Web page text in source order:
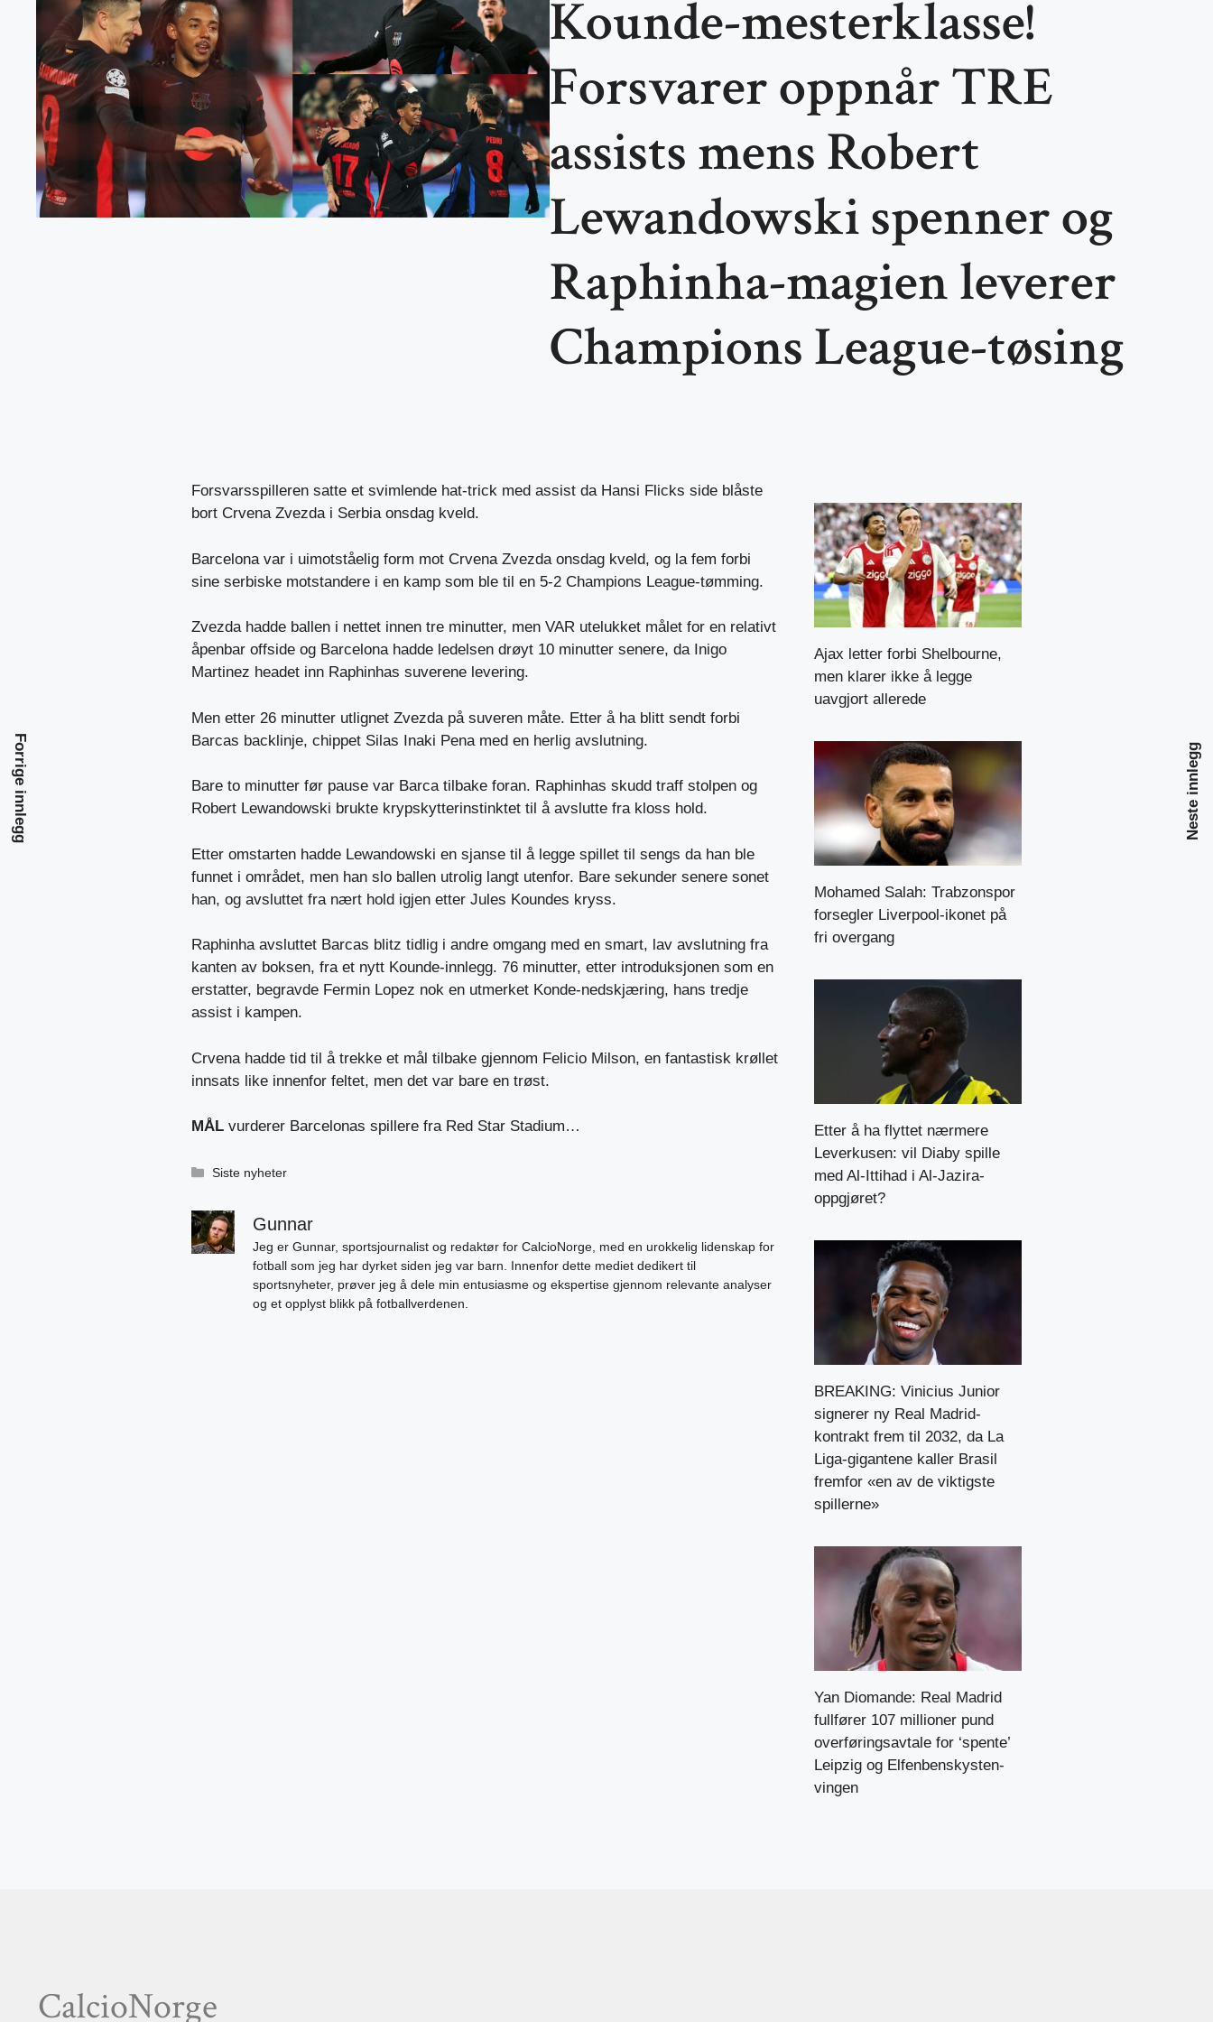
Kounde-mesterklasse!
Forsvarer oppnår TRE
assists mens Robert
Lewandowski spenner og
Raphinha-magien leverer
Champions League-tøsing
Forsvarsspilleren satte et svimlende hat-trick med assist da Hansi Flicks side blåste
bort Crvena Zvezda i Serbia onsdag kveld.
Barcelona var i uimotståelig form mot Crvena Zvezda onsdag kveld, og la fem forbi
sine serbiske motstandere i en kamp som ble til en 5-2 Champions League-tømming.
Zvezda hadde ballen i nettet innen tre minutter, men VAR utelukket målet for en relativt
åpenbar offside og Barcelona hadde ledelsen drøyt 10 minutter senere, da Inigo
Martinez headet inn Raphinhas suverene levering.
Men etter 26 minutter utlignet Zvezda på suveren måte. Etter å ha blitt sendt forbi
Barcas backlinje, chippet Silas Inaki Pena med en herlig avslutning.
Bare to minutter før pause var Barca tilbake foran. Raphinhas skudd traff stolpen og
Robert Lewandowski brukte krypskytterinstinktet til å avslutte fra kloss hold.
Etter omstarten hadde Lewandowski en sjanse til å legge spillet til sengs da han ble
funnet i området, men han slo ballen utrolig langt utenfor. Bare sekunder senere sonet
han, og avsluttet fra nært hold igjen etter Jules Koundes kryss.
Raphinha avsluttet Barcas blitz tidlig i andre omgang med en smart, lav avslutning fra
kanten av boksen, fra et nytt Kounde-innlegg. 76 minutter, etter introduksjonen som en
erstatter, begravde Fermin Lopez nok en utmerket Konde-nedskjæring, hans tredje
assist i kampen.
Crvena hadde tid til å trekke et mål tilbake gjennom Felicio Milson, en fantastisk krøllet
innsats like innenfor feltet, men det var bare en trøst.
MÅL vurderer Barcelonas spillere fra Red Star Stadium…
Kategorier
Siste nyheter
Gunnar
Jeg er Gunnar, sportsjournalist og redaktør for CalcioNorge, med en urokkelig lidenskap for
fotball som jeg har dyrket siden jeg var barn. Innenfor dette mediet dedikert til
sportsnyheter, prøver jeg å dele min entusiasme og ekspertise gjennom relevante analyser
og et opplyst blikk på fotballverdenen.
Forrige innlegg Neste innlegg
Ajax letter forbi Shelbourne,
men klarer ikke å legge
uavgjort allerede
Mohamed Salah: Trabzonspor
forsegler Liverpool-ikonet på
fri overgang
Etter å ha flyttet nærmere
Leverkusen: vil Diaby spille
med Al-Ittihad i Al-Jazira-
oppgjøret?
BREAKING: Vinicius Junior
signerer ny Real Madrid-
kontrakt frem til 2032, da La
Liga-gigantene kaller Brasil
fremfor «en av de viktigste
spillerne»
Yan Diomande: Real Madrid
fullfører 107 millioner pund
overføringsavtale for ‘spente’
Leipzig og Elfenbenskysten-
vingen
CalcioNorge